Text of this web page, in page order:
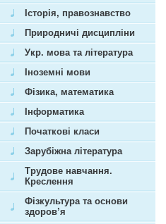
Історія, правознавство
Природничі дисципліни
Укр. мова та література
Іноземні мови
Фізика, математика
Інформатика
Початкові класи
Зарубіжна література
Трудове навчання.
Креслення
Фізкультура та основи
здоров’я